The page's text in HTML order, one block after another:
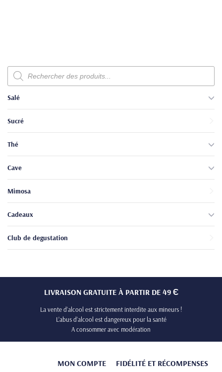
Recherche
de
produits
Salé
Sucré
Thé
Cave
Mimosa
Cadeaux
Club de degustation
LIVRAISON GRATUITE À PARTIR DE 49 Є
La vente d’alcool est strictement interdite aux mineurs !
L’abus d’alcool est dangereux pour la santé
A consommer avec modération
MON COMPTE FIDÉLITÉ ET RÉCOMPENSES